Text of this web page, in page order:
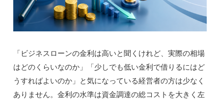
「ビジネスローンの金利は高いと聞くけれど、実際の相場
はどのくらいなのか」「少しでも低い金利で借りるにはど
うすればよいのか」と気になっている経営者の方は少なく
ありません。金利の水準は資金調達の総コストを大きく左